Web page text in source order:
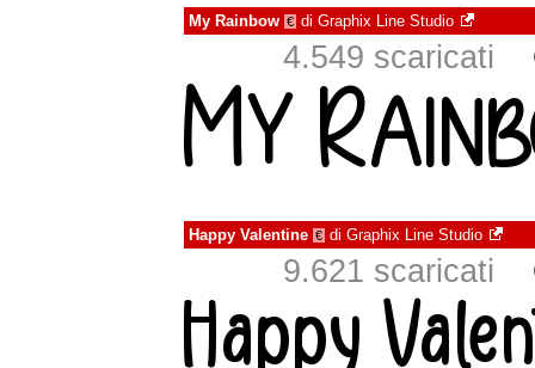
My Rainbow € di Graphix Line Studio
4.549 scaricati
Happy Valentine € di Graphix Line Studio
9.621 scaricati